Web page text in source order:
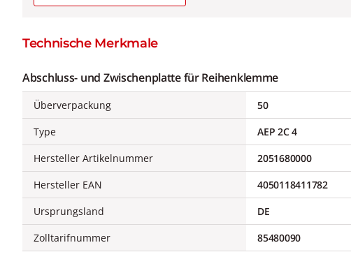
Technische Merkmale
Abschluss- und Zwischenplatte für Reihenklemme
Überverpackung
50
Type
AEP 2C 4
Hersteller Artikelnummer
2051680000
Hersteller EAN
4050118411782
Ursprungsland
DE
Zolltarifnummer
85480090